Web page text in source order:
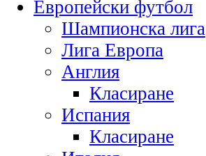
Европейски футбол
Шампионска лига
Лига Европа
Англия
Класиране
Испания
Класиране